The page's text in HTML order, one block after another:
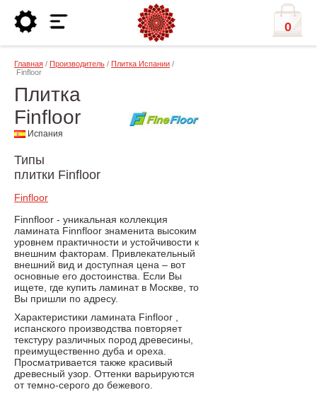
0
Главная / Производитель / Плитка Испании /
Finfloor
Плитка
Finfloor
Испания
Типы
плитки Finfloor
Finfloor
Finnfloor - уникальная коллекция
ламината Finnfloor знаменита высоким
уровнем практичности и устойчивости к
внешним факторам. Привлекательный
внешний вид и доступная цена – вот
основные его достоинства. Если Вы
ищете, где купить ламинат в Москве, то
Вы пришли по адресу.
Характеристики ламината Finfloor ,
испанского производства повторяет
текстуру различных пород древесины,
преимущественно дуба и ореха.
Просматривается также красивый
древесный узор. Оттенки варьируются
от темно-серого до бежевого.